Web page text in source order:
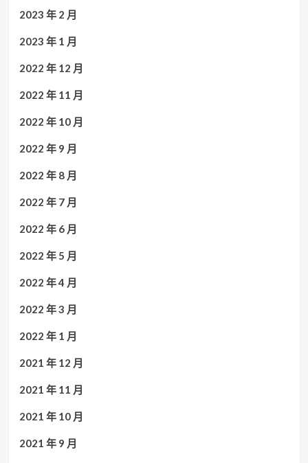
2023 年 2 月
2023 年 1 月
2022 年 12 月
2022 年 11 月
2022 年 10 月
2022 年 9 月
2022 年 8 月
2022 年 7 月
2022 年 6 月
2022 年 5 月
2022 年 4 月
2022 年 3 月
2022 年 1 月
2021 年 12 月
2021 年 11 月
2021 年 10 月
2021 年 9 月